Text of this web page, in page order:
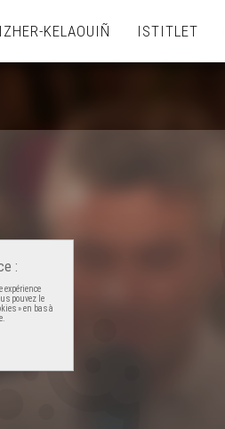
KELAOUIÑ ISTITLET
:
expérience
pouvez le
» en bas à